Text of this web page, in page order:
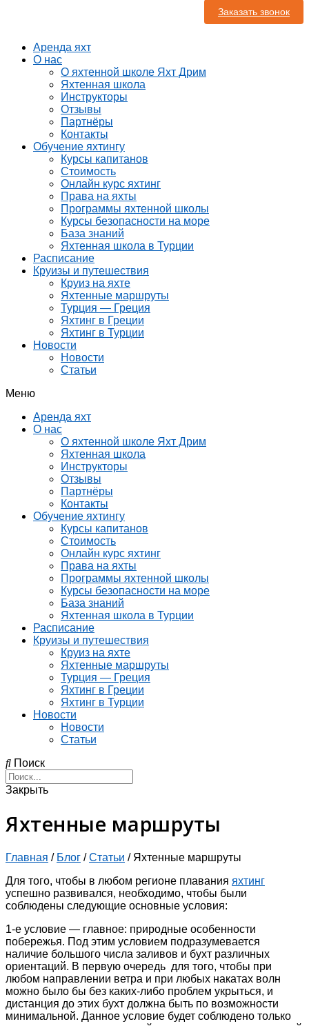
Заказать звонок
Аренда яхт
О нас
О яхтенной школе Яхт Дрим
Яхтенная школа
Инструкторы
Отзывы
Партнёры
Контакты
Обучение яхтингу
Курсы капитанов
Стоимость
Онлайн курс яхтинг
Права на яхты
Программы яхтенной школы
Курсы безопасности на море
База знаний
Яхтенная школа в Турции
Расписание
Круизы и путешествия
Круиз на яхте
Яхтенные маршруты
Турция — Греция
Яхтинг в Греции
Яхтинг в Турции
Новости
Новости
Статьи
Меню
Аренда яхт
О нас
О яхтенной школе Яхт Дрим
Яхтенная школа
Инструкторы
Отзывы
Партнёры
Контакты
Обучение яхтингу
Курсы капитанов
Стоимость
Онлайн курс яхтинг
Права на яхты
Программы яхтенной школы
Курсы безопасности на море
База знаний
Яхтенная школа в Турции
Расписание
Круизы и путешествия
Круиз на яхте
Яхтенные маршруты
Турция — Греция
Яхтинг в Греции
Яхтинг в Турции
Новости
Новости
Статьи
Поиск
Закрыть
Яхтенные маршруты
Главная / Блог /Статьи / Яхтенные маршруты
Для того, чтобы в любом регионе плавания яхтинг
успешно развивался, необходимо, чтобы были
соблюдены следующие основные условия:
1-е условие — главное: природные особенности
побережья. Под этим условием подразумевается
наличие большого числа заливов и бухт различных
ориентаций. В первую очередь для того, чтобы при
любом направлении ветра и при любых накатах волн
можно было бы без каких-либо проблем укрыться, и
дистанция до этих бухт должна быть по возможности
минимальной. Данное условие будет соблюдено только